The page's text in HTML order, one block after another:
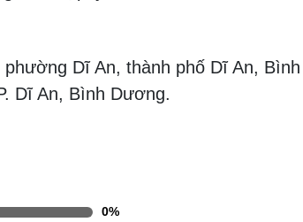
Dĩ An, thành phố Dĩ An,
Dĩ An, Bình Dương.
0%